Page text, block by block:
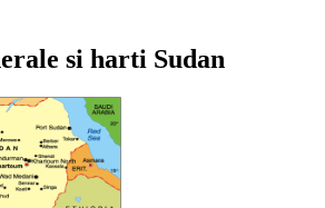
si harti Sudan